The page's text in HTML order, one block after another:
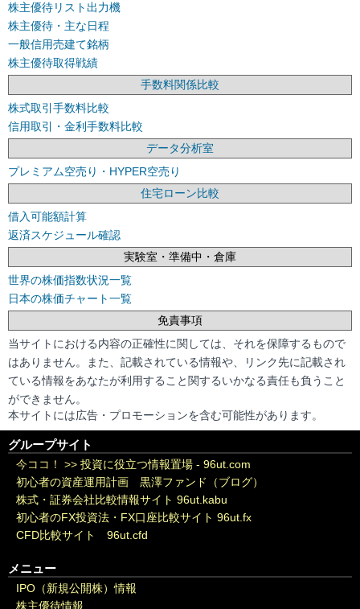
株主優待リスト出力機
株主優待・主な日程
一般信用売建て銘柄
株主優待取得戦績
手数料関係比較
株式取引手数料比較
信用取引・金利手数料比較
データ分析室
プレミアム空売り・HYPER空売り
住宅ローン比較
借入可能額計算
返済スケジュール確認
実験室・準備中・倉庫
世界の株価指数状況一覧
日本の株価チャート一覧
免責事項
当サイトにおける内容の正確性に関しては、それを保障するもので
はありません。また、記載されている情報や、リンク先に記載され
ている情報をあなたが利用すること関するいかなる責任も負うこと
ができません。
本サイトには広告・プロモーションを含む可能性があります。
グループサイト
今ココ！ >> 投資に役立つ情報置場 - 96ut.com
初心者の資産運用計画 黒澤ファンド（ブログ）
株式・証券会社比較情報サイト 96ut.kabu
初心者のFX投資法・FX口座比較サイト 96ut.fx
CFD比較サイト 96ut.cfd
メニュー
IPO（新規公開株）情報
株主優待情報